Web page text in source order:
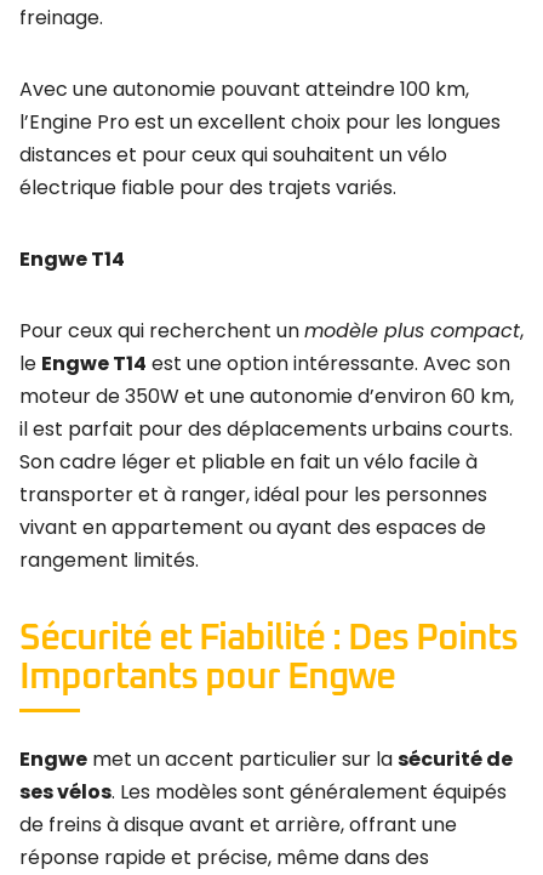
freinage.
Avec une autonomie pouvant atteindre 100 km,
l’Engine Pro est un excellent choix pour les longues
distances et pour ceux qui souhaitent un vélo
électrique fiable pour des trajets variés.
Engwe T14
Pour ceux qui recherchent unmodèle plus compact,
le Engwe T14 est une option intéressante. Avec son
moteur de 350W et une autonomie d’environ 60 km,
il est parfait pour des déplacements urbains courts.
Son cadre léger et pliable en fait un vélo facile à
transporter et à ranger, idéal pour les personnes
vivant en appartement ou ayant des espaces de
rangement limités.
Sécurité et Fiabilité : Des Points
Importants pour Engwe
Engwe met un accent particulier sur lasécurité de
ses vélos. Les modèles sont généralement équipés
de freins à disque avant et arrière, offrant une
réponse rapide et précise, même dans des